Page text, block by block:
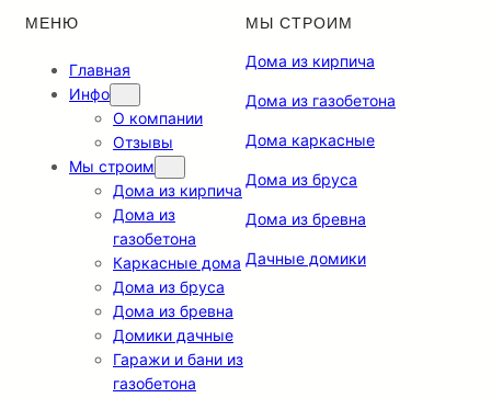
МЕНЮ
Главная
Инфо
О компании
Отзывы
Мы строим
Дома из кирпича
Дома из
газобетона
Каркасные дома
Дома из бруса
Дома из бревна
Домики дачные
Гаражи и бани из
газобетона
МЫ СТРОИМ
Дома из кирпича
Дома из газобетона
Дома каркасные
Дома из бруса
Дома из бревна
Дачные домики